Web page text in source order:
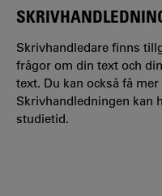
Skrivhandledare finns
frågor om din text och
text. Du kan också få
Skrivhandledningen kan
studietid.